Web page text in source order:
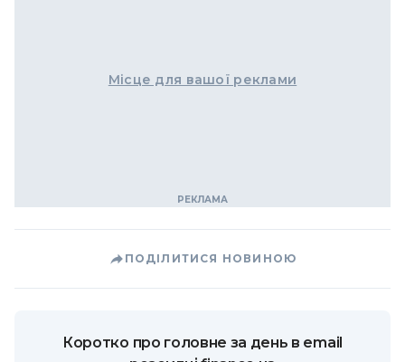
Місце для вашої реклами
ПОДІЛИТИСЯ НОВИНОЮ
Коротко про головне за день в email